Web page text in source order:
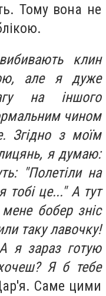
Тому вона не
клин
але я дуже
на іншого
чином
Згідно з моїм
я думаю:
"Полетіли на
тобі це..." А тут
бобер зніс
таку лавочку!
я зараз готую
Я б тебе
Саме цими